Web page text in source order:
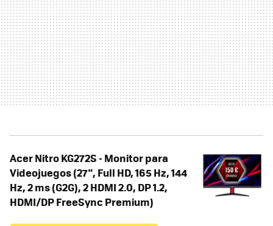
Acer Nitro KG272S - Monitor para
Videojuegos (27", Full HD, 165 Hz, 144
Hz, 2 ms (G2G), 2 HDMI 2.0, DP 1.2,
HDMI/DP FreeSync Premium)